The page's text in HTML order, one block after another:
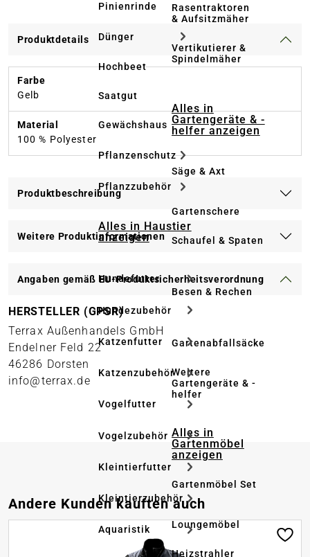
Pinienrinde
Dünger
Hochbeet
Saatgut
Gewächshaus
Pflanzenschutz
Pflanzzubehör
Alles in Haustier
anzeigen
Hundefutter
Hundezubehör
Katzenfutter
Katzenzubehör
Vogelfutter
Vogelzubehör
Kleintierfutter
Kleintierzubehör
Aquaristik
Rasentraktoren
& Aufsitzmäher
Vertikutierer &
Spindelmäher
Alles in
Gartengeräte & -
helfer anzeigen
Säge & Axt
Gartenschere
Schaufel & Spaten
Besen & Rechen
Gartenabfallsäcke
Weitere
Gartengeräte & -
helfer
Alles in
Gartenmöbel
anzeigen
Gartenmöbel Set
Loungemöbel
Heizstrahler
Produktdetails
Farbe
Gelb
Material
100 % Polyester
Produktbeschreibung
Weitere Produktinformationen
Angaben gemäß EU-Produktsicherheitsverordnung
HERSTELLER (GPSR)
Terrax Außenhandels GmbH
Endelner Feld 22
46286 Dorsten
info@terrax.de
Produktgalerie überspringen
Andere Kunden kauften auch